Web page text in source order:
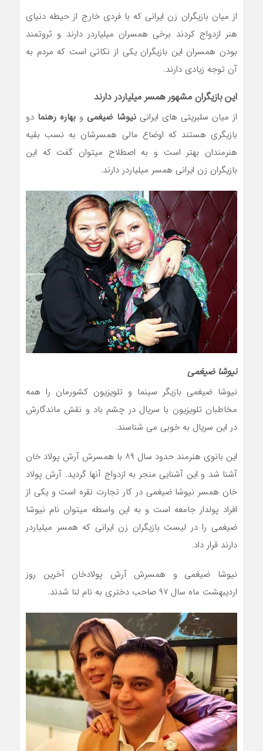
از میان بازیگران زن ایرانی که با فردی خارج از حیطه دنیای
هنر ازدواج کردند برخی همسران میلیاردر دارند و ثروتمند
بودن همسران این بازیگران یکی از نکاتی است که مردم به
آن توجه زیادی دارند.
این بازیگران مشهور همسر میلیاردر دارند
از میان سلبریتی های ایرانینیوشا ضیغمی و بهاره رهنما دو
بازیگری هستند که اوضاع مالی همسرشان به نسب بقیه
هنرمندان بهتر است و به اصطلاح میتوان گفت که این
بازیگران زن ایرانی همسر میلیاردر دارند.
نیوشا ضیغمی
نیوشا ضیغمی بازیگر سینما و تلویزیون کشورمان را همه
مخاطبان تلویزیون با سریال در چشم باد و نقش ماندگارش
در این سریال به خوبی می شناسند.
این بانوی هنرمند حدود سال ۸۹ با همسرش آرش پولاد خان
آشنا شد و این آشنایی منجر به ازدواج آنها گردید. آرش پولاد
خان همسر نیوشا ضیغمی در کار تجارت نقره است و یکی از
افراد پولدار جامعه است و به این واسطه میتوان نام نیوشا
ضیغمی را در لیست بازیگران زن ایرانی که همسر میلیاردر
دارند قرار داد.
نیوشا ضیغمی و همسرش آرش پولادخان آخرین روز
اردیبهشت ماه سال ۹۷ صاحب دختری به نام لنا شدند.